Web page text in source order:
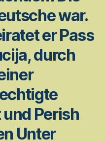
war.
er Pass
durch
Perish
Unter